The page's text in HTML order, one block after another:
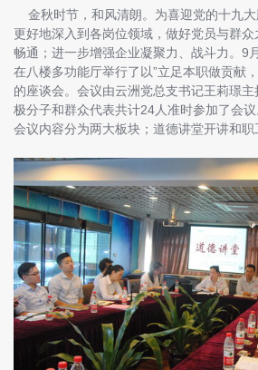
金秋时节，和风清朗。为喜迎党的十九
更好地深入到各岗位领域，做好党员与群
畅通；进一步增强企业凝聚力、战斗力。9
在八楼多功能厅举行了以”立足本职做贡献
的座谈会。会议由云洲党总支书记王莉璟
极分子和群众代表共计24人准时参加了会议
会议内容分为两大板块；道德讲堂开讲和职